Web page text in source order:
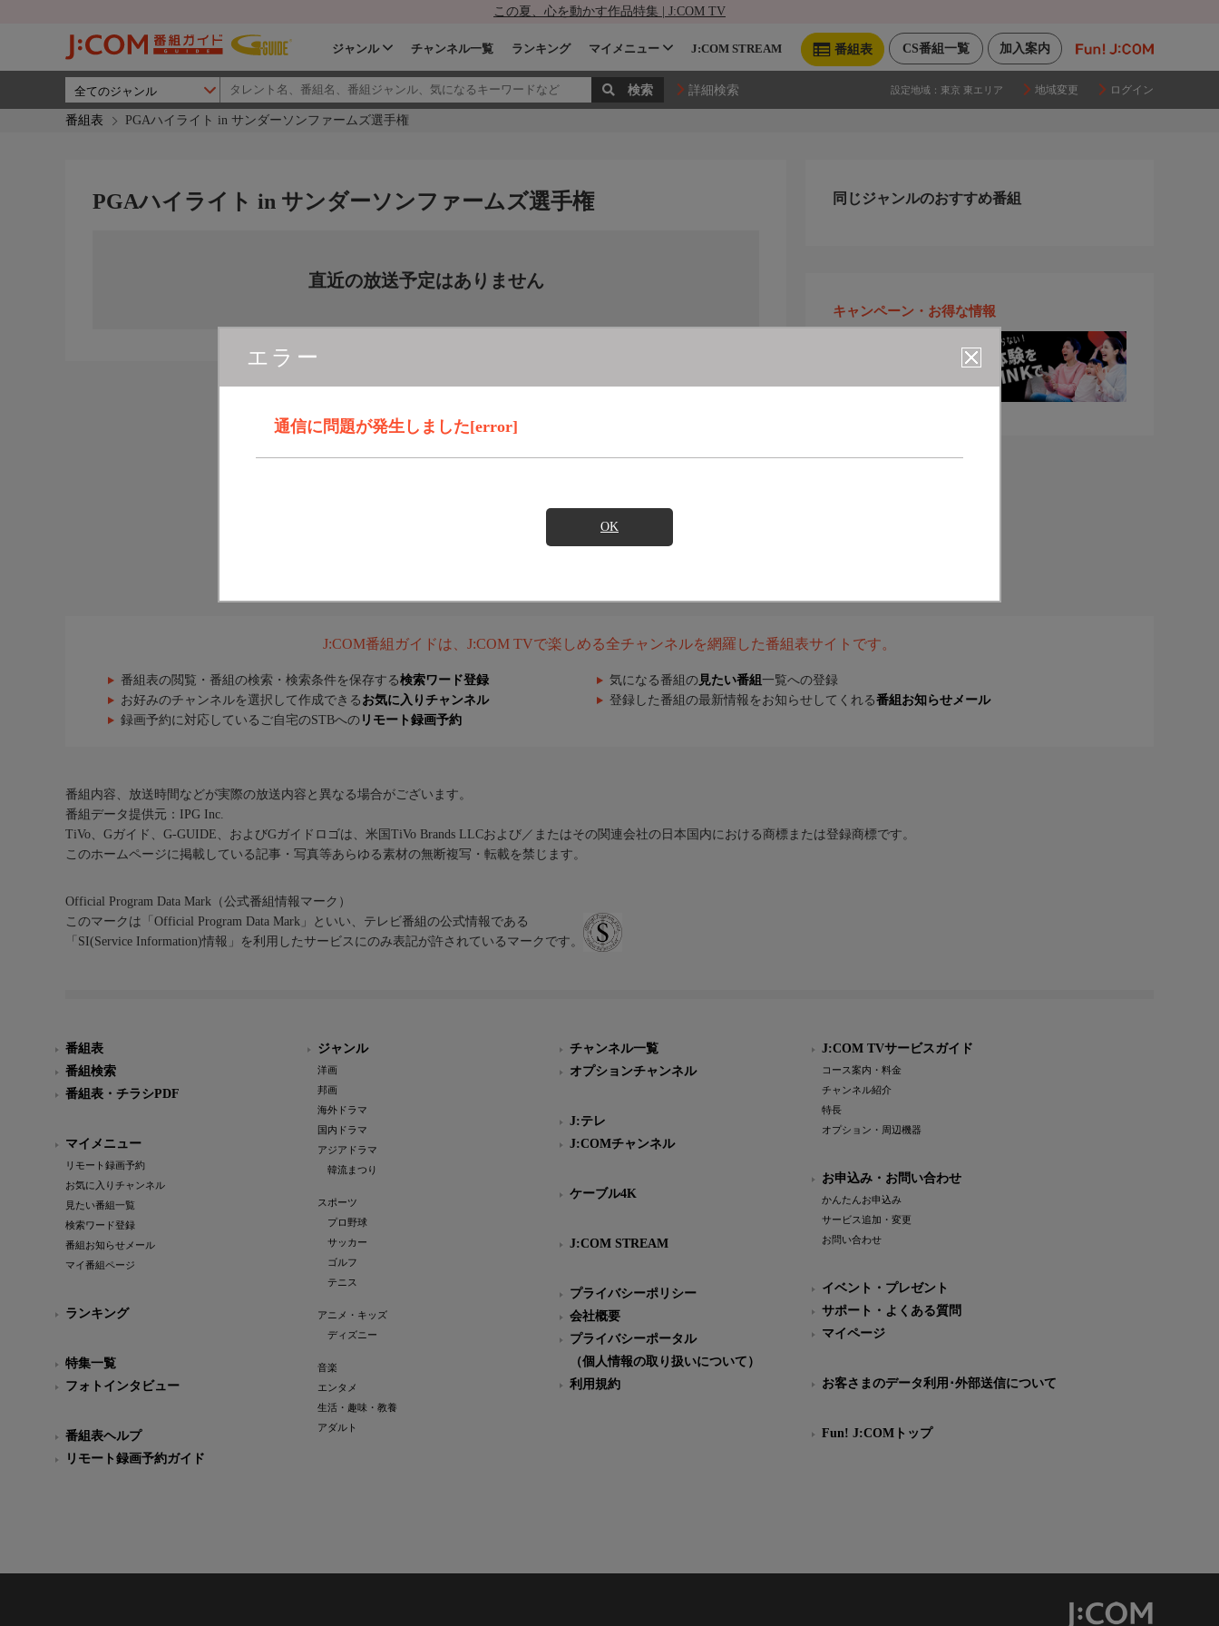
この夏、心を動かす作品特集 | J:COM TV
加入案内
CS番組一覧
番組表
ジャンル チャンネル一覧 ランキング マイメニュー J:COM STREAM
詳細検索 設定地域： 東京 東エリア 地域変更 ログイン
番組表 PGAハイライト in サンダーソンファームズ選手権
エラー
通信に問題が発生しました[error]
OK
PGAハイライト in サンダーソンファームズ選手権
直近の放送予定はありません
同じジャンルのおすすめ番組
キャンペーン・お得な情報
J:COM番組ガイドは、J:COM TVで楽しめる全チャンネルを網羅した番組表サイトです。
番組表の閲覧・番組の検索・検索条件を保存する検索ワード登録 気になる番組の 見たい番組 一覧への登録
お好みのチャンネルを選択して作成できる お気に入りチャンネル 登録した番組の最新情報をお知らせしてくれる番組お知らせメール
録画予約に対応しているご自宅のSTBへの リモート録画予約
番組内容、放送時間などが実際の放送内容と異なる場合がございます。
番組データ提供元：IPG Inc.
TiVo、Gガイド、G-GUIDE、およびGガイドロゴは、米国TiVo Brands LLCおよび／またはその関連会社の日本国内における商標または登録商標です。
このホームページに掲載している記事・写真等あらゆる素材の無断複写・転載を禁じます。
Official Program Data Mark（公式番組情報マーク）
このマークは「Official Program Data Mark」といい、テレビ番組の公式情報である
「SI(Service Information)情報」を利用したサービスにのみ表記が許されているマークです。
番組表
番組検索
番組表・チラシPDF
マイメニュー
リモート録画予約
お気に入りチャンネル
見たい番組一覧
検索ワード登録
番組お知らせメール
マイ番組ページ
ランキング
特集一覧
フォトインタビュー
番組表ヘルプ
リモート録画予約ガイド
ジャンル
洋画
邦画
海外ドラマ
国内ドラマ
アジアドラマ
韓流まつり
スポーツ
プロ野球
サッカー
ゴルフ
テニス
アニメ・キッズ
ディズニー
音楽
エンタメ
生活・趣味・教養
アダルト
チャンネル一覧
オプションチャンネル
J:テレ
J:COMチャンネル
ケーブル4K
J:COM STREAM
プライバシーポリシー
会社概要
プライバシーポータル
（個人情報の取り扱いについて）
利用規約
J:COM TVサービスガイド
コース案内・料金
チャンネル紹介
特長
オプション・周辺機器
お申込み・お問い合わせ
かんたんお申込み
サービス追加・変更
お問い合わせ
イベント・プレゼント
サポート・よくある質問
マイページ
お客さまのデータ利用･外部送信について
Fun! J:COMトップ